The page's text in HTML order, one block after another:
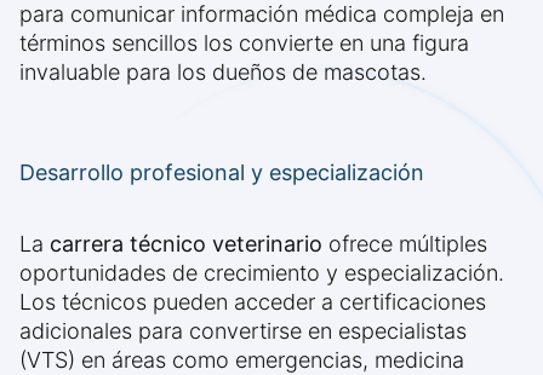
para comunicar información médica compleja en
términos sencillos los convierte en una figura
invaluable para los dueños de mascotas.
Desarrollo profesional y especialización
La carrera técnico veterinario ofrece múltiples
oportunidades de crecimiento y especialización.
Los técnicos pueden acceder a certificaciones
adicionales para convertirse en especialistas
(VTS) en áreas como emergencias, medicina